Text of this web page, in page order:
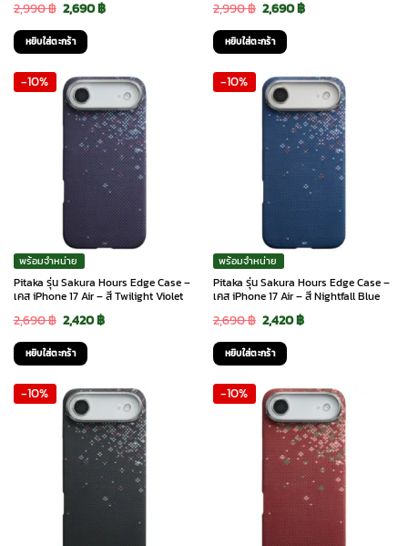
2,990฿ Original
price
was:
2,990 ฿.
2,690฿Current
2,690 ฿.
หยิบใส่ตะกร้า
2,990฿ Original
price
was:
2,990 ฿.
2,690฿Current
2,690 ฿.
หยิบใส่ตะกร้า
-10%
พร้อมจำหน่าย
Pitaka รุ่น Sakura Hours Edge Case –
เคส iPhone 17 Air – สี Twilight Violet
2,690฿ Original
price
was:
2,690 ฿.
2,420฿Current
2,420 ฿.
หยิบใส่ตะกร้า
-10%
พร้อมจำหน่าย
Pitaka รุ่น Sakura Hours Edge Case –
เคส iPhone 17 Air – สี Nightfall Blue
2,690฿ Original
price
was:
2,690 ฿.
2,420฿Current
2,420 ฿.
หยิบใส่ตะกร้า
-10% -10%